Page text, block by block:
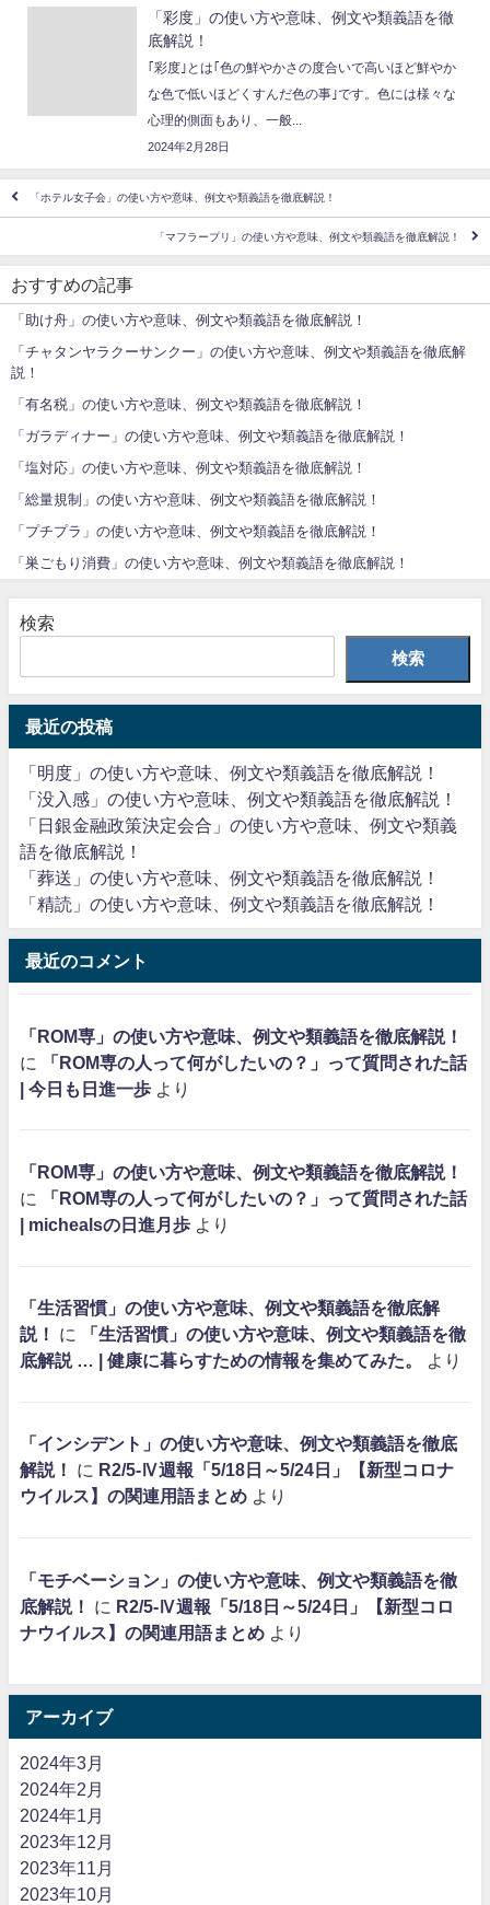
「彩度」の使い方や意味、例文や類義語を徹
底解説！
｢彩度｣とは｢色の鮮やかさの度合いで高いほど鮮やか
な色で低いほどくすんだ色の事｣です。色には様々な
心理的側面もあり、一般...
2024年2月28日
「ホテル女子会」の使い方や意味、例文や類義語を徹底解説！
「マフラープリ」の使い方や意味、例文や類義語を徹底解説！
おすすめの記事
「助け舟」の使い方や意味、例文や類義語を徹底解説！
「チャタンヤラクーサンクー」の使い方や意味、例文や類義語を徹底解
説！
「有名税」の使い方や意味、例文や類義語を徹底解説！
「ガラディナー」の使い方や意味、例文や類義語を徹底解説！
「塩対応」の使い方や意味、例文や類義語を徹底解説！
「総量規制」の使い方や意味、例文や類義語を徹底解説！
「プチプラ」の使い方や意味、例文や類義語を徹底解説！
「巣ごもり消費」の使い方や意味、例文や類義語を徹底解説！
検索
検索
最近の投稿
「明度」の使い方や意味、例文や類義語を徹底解説！
「没入感」の使い方や意味、例文や類義語を徹底解説！
「日銀金融政策決定会合」の使い方や意味、例文や類義
語を徹底解説！
「葬送」の使い方や意味、例文や類義語を徹底解説！
「精読」の使い方や意味、例文や類義語を徹底解説！
最近のコメント
「ROM専」の使い方や意味、例文や類義語を徹底解説！
に
「ROM専の人って何がしたいの？」って質問された話
| 今日も日進一歩 より
「ROM専」の使い方や意味、例文や類義語を徹底解説！
に
「ROM専の人って何がしたいの？」って質問された話
| michealsの日進月歩 より
「生活習慣」の使い方や意味、例文や類義語を徹底解
説！
に
「生活習慣」の使い方や意味、例文や類義語を徹
底解説 … | 健康に暮らすための情報を集めてみた。
より
「インシデント」の使い方や意味、例文や類義語を徹底
解説！
に R2/5-Ⅳ週報「5/18日～5/24日」【新型コロナ
ウイルス】の関連用語まとめ より
「モチベーション」の使い方や意味、例文や類義語を徹
底解説！
に R2/5-Ⅳ週報「5/18日～5/24日」【新型コロ
ナウイルス】の関連用語まとめ より
アーカイブ
2024年3月
2024年2月
2024年1月
2023年12月
2023年11月
2023年10月